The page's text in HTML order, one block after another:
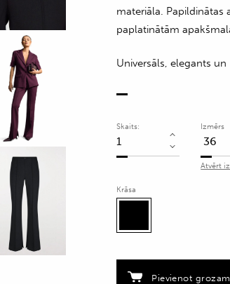
materiāla. Papildinātas
paplatinātām
Universāls, elegants
Skaits:
Pieguļošas
bikses
šķēlumiem
Izmērs
Atvērt
Krāsa
Pievienot grozam